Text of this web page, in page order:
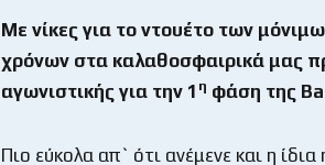
Με νίκες για το ντουέτο των
χρόνων στα καλαθοσφαιρικά μας
αγωνιστικής για την 1 η φάση της
Πιο εύκολα απ` ότι ανέμενε και η